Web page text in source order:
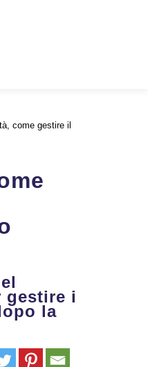
come gestire il
gestire i
la